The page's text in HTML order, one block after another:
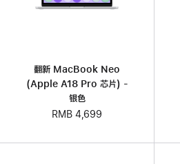
翻新 MacBook Neo
(Apple A18 Pro 芯片) -
银色
RMB 4,699